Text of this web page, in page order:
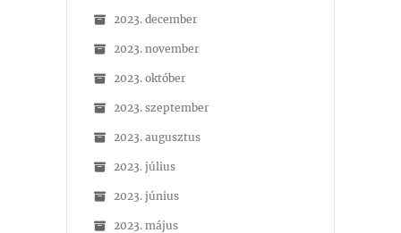
2023. december
2023. november
2023. október
2023. szeptember
2023. augusztus
2023. július
2023. június
2023. május